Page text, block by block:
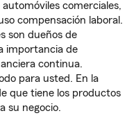
comerciales,
compensación laboral.
son dueños de
importancia de
continua.
para usted. En la
que tiene los productos
su negocio.